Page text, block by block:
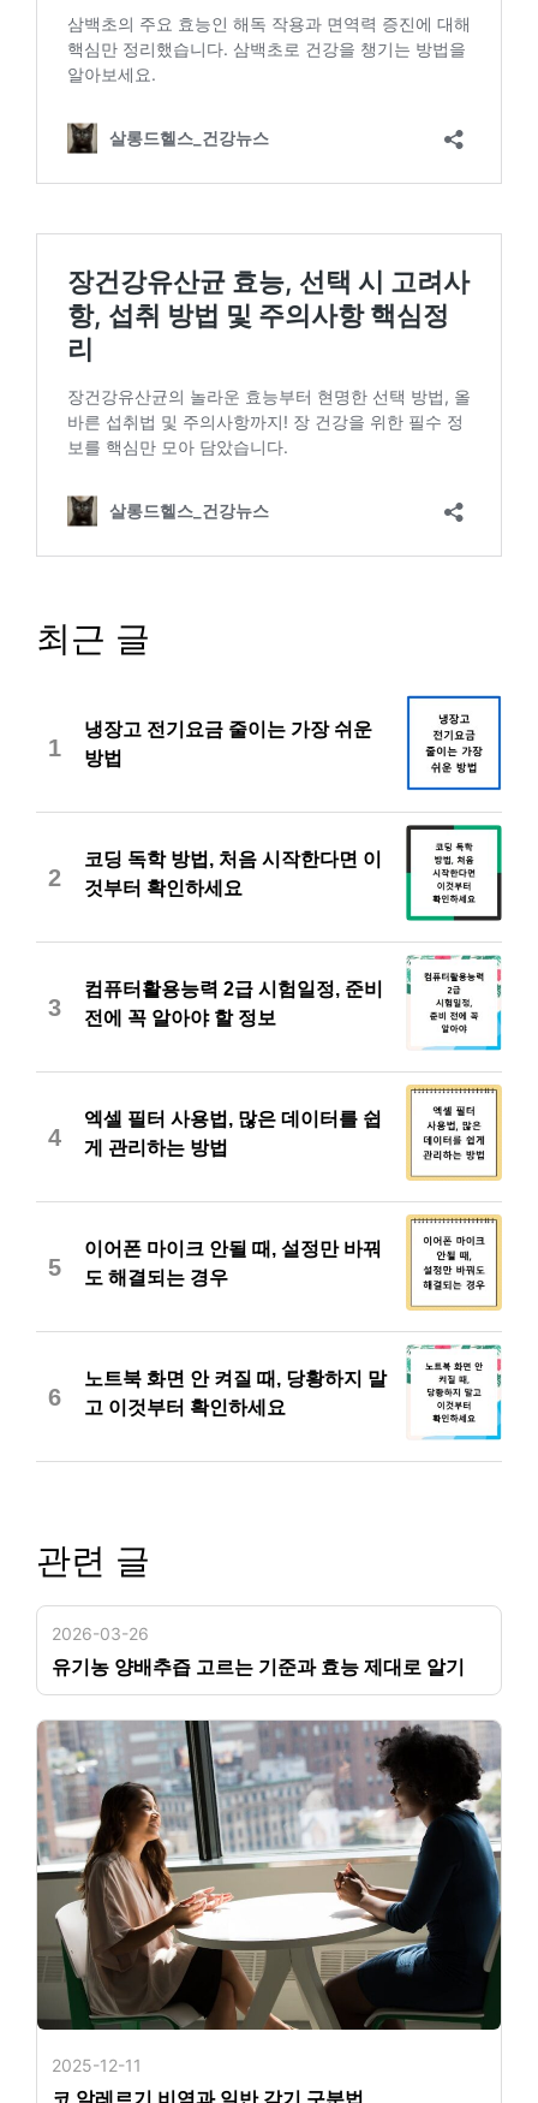
최근 글
1
냉장고 전기요금 줄이는 가장 쉬운
방법
2
코딩 독학 방법, 처음 시작한다면 이
것부터 확인하세요
3
컴퓨터활용능력 2급 시험일정, 준비
전에 꼭 알아야 할 정보
4
엑셀 필터 사용법, 많은 데이터를 쉽
게 관리하는 방법
5
이어폰 마이크 안될 때, 설정만 바꿔
도 해결되는 경우
6
노트북 화면 안 켜질 때, 당황하지 말
고 이것부터 확인하세요
관련 글
2026-03-26
유기농 양배추즙 고르는 기준과 효능 제대로 알기
2025-12-11